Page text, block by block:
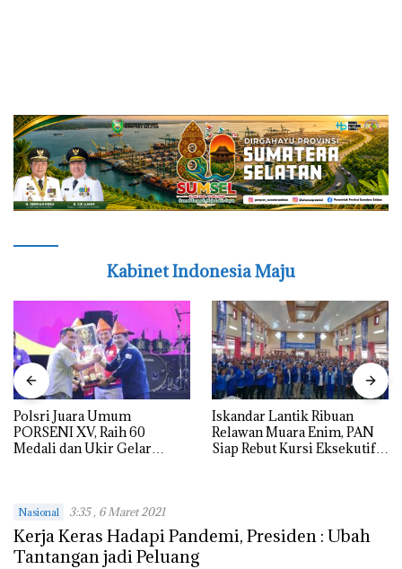
Kabinet Indonesia Maju
Polsri Juara Umum
PORSENI XV, Raih 60
Medali dan Ukir Gelar
Iskandar Lantik Ribuan
Relawan Muara Enim, PAN
Siap Rebut Kursi Eksekutif
Nasional 3:35 , 6 Maret 2021
Kerja Keras Hadapi Pandemi, Presiden : Ubah
Tantangan jadi Peluang